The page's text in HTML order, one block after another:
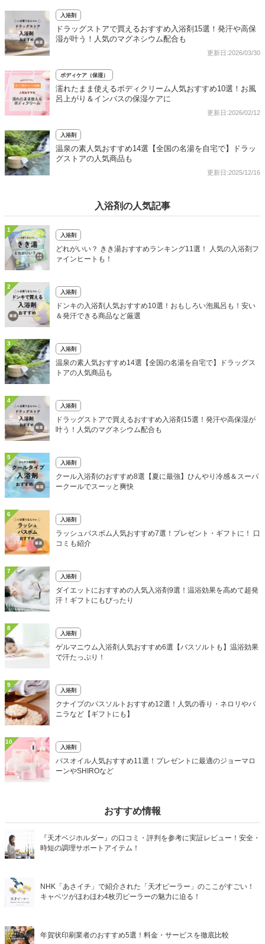
入浴剤
ドラッグストアで買えるおすすめ入浴剤15選！発汗や高保
湿が叶う！人気のマグネシウム配合も
更新日:2026/03/30
ボディケア（保湿）
濡れたまま使えるボディクリーム人気おすすめ10選！お風
呂上がり＆インバスの保湿ケアに
更新日:2026/02/12
入浴剤
温泉の素人気おすすめ14選【全国の名湯を自宅で】ドラッ
グストアの人気商品も
更新日:2025/12/16
入浴剤の人気記事
1
入浴剤
どれがいい？ きき湯おすすめランキング11選！ 人気の入浴剤フ
ァインヒートも！
2
入浴剤
ドンキの入浴剤人気おすすめ10選！おもしろい泡風呂も！安い
＆発汗できる商品など厳選
3
入浴剤
温泉の素人気おすすめ14選【全国の名湯を自宅で】ドラッグス
トアの人気商品も
4
入浴剤
ドラッグストアで買えるおすすめ入浴剤15選！発汗や高保湿が
叶う！人気のマグネシウム配合も
5
入浴剤
クール入浴剤のおすすめ8選【夏に最強】ひんやり冷感＆スーパ
ークールでスーッと爽快
6
入浴剤
ラッシュバスボム人気おすすめ7選！プレゼント・ギフトに！ 口
コミも紹介
7
入浴剤
ダイエットにおすすめの人気入浴剤9選！温浴効果を高めて超発
汗！ギフトにもぴったり
8
入浴剤
ゲルマニウム入浴剤人気おすすめ6選【バスソルトも】温浴効果
で汗たっぷり！
9
入浴剤
クナイプのバスソルトおすすめ12選！人気の香り・ネロリやバ
ニラなど【ギフトにも】
10
入浴剤
バスオイル人気おすすめ11選！プレゼントに最適のジョーマロ
ーンやSHIROなど
おすすめ情報
『天才ベジホルダー』の口コミ・評判を参考に実証レビュー！安全・
時短の調理サポートアイテム！
NHK「あさイチ」で紹介された「天才ピーラー」のここがすごい！
キャベツがほわほわ4枚刃ピーラーの魅力に迫る！
年賀状印刷業者のおすすめ5選！料金・サービスを徹底比較